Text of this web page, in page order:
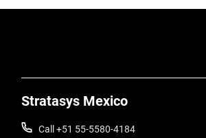
Stratasys Mexico
Call +51 55-5580-4184